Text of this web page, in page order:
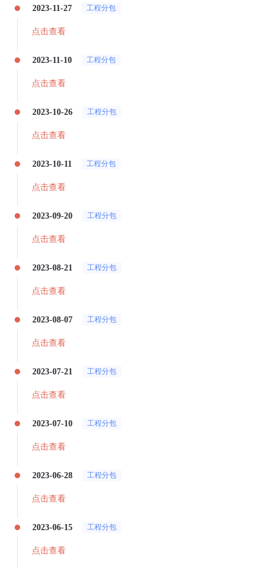
2023-11-27 工程分包
点击查看
2023-11-10 工程分包
点击查看
2023-10-26 工程分包
点击查看
2023-10-11 工程分包
点击查看
2023-09-20 工程分包
点击查看
2023-08-21 工程分包
点击查看
2023-08-07 工程分包
点击查看
2023-07-21 工程分包
点击查看
2023-07-10 工程分包
点击查看
2023-06-28 工程分包
点击查看
2023-06-15 工程分包
点击查看